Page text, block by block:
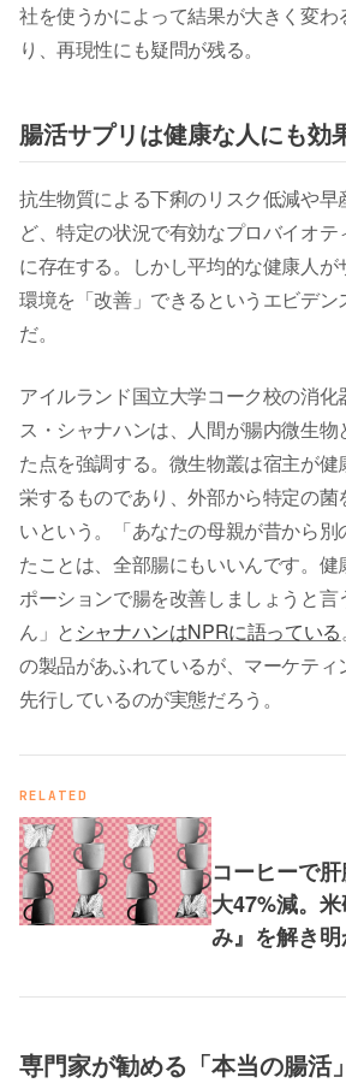
社を使うかによって結果が大きく変わ
り、再現性にも疑問が残る。
腸活サプリは健康な人にも効
抗生物質による下痢のリスク低減や早
ど、特定の状況で有効なプロバイオ
に存在する。しかし平均的な健康人
環境を「改善」できるというエビデン
だ。
アイルランド国立大学コーク校の消
ス・シャナハンは、人間が腸内微生物
た点を強調する。微生物叢は宿主が
栄するものであり、外部から特定の菌
いという。「あなたの母親が昔から
たことは、全部腸にもいいんです。健
ポーションで腸を改善しましょうと言
ん」と シャナハンはNPRに語っている
の製品があふれているが、マーケティ
先行しているのが実態だろう。
RELATED
コーヒーで
大47%減。
み』を解き
専門家が勧める「本当の腸活